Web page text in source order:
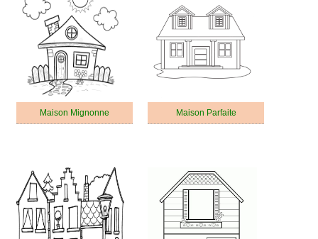
Maison Mignonne Maison Parfaite